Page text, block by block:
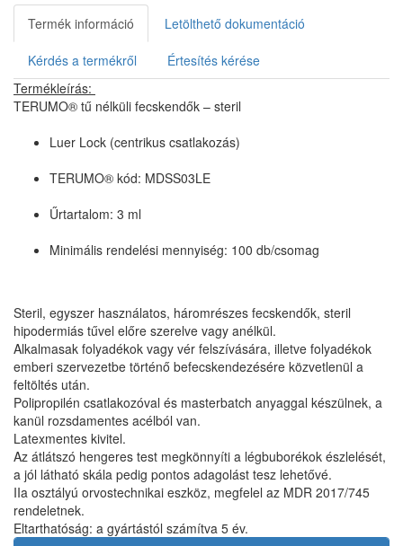
Termék információ Letölthető dokumentáció
Kérdés a termékről
Értesítés kérése
Termékleírás:
TERUMO® tű nélküli fecskendők – steril
Luer Lock (centrikus csatlakozás)
TERUMO® kód: MDSS03LE
Űrtartalom: 3 ml
Minimális rendelési mennyiség: 100 db/csomag
Steril, egyszer használatos, háromrészes fecskendők, steril
hipodermiás tűvel előre szerelve vagy anélkül.
Alkalmasak folyadékok vagy vér felszívására, illetve folyadékok
emberi szervezetbe történő befecskendezésére közvetlenül a
feltöltés után.
Polipropilén csatlakozóval és masterbatch anyaggal készülnek, a
kanül rozsdamentes acélból van.
Latexmentes kivitel.
Az átlátszó hengeres test megkönnyíti a légbuborékok észlelését,
a jól látható skála pedig pontos adagolást tesz lehetővé.
IIa osztályú orvostechnikai eszköz, megfelel az MDR 2017/745
rendeletnek.
Eltarthatóság: a gyártástól számítva 5 év.